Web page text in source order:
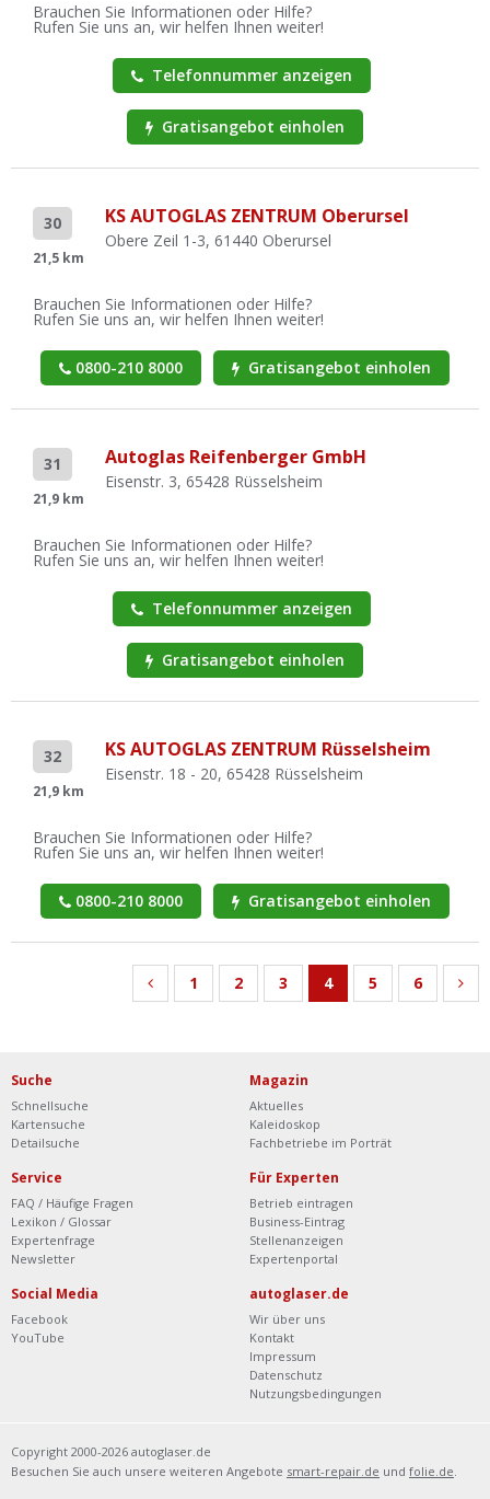
Brauchen Sie Informationen oder Hilfe?
Rufen Sie uns an, wir helfen Ihnen weiter!
Telefonnummer anzeigen
Gratisangebot einholen
30
21,5 km
KS AUTOGLAS ZENTRUM Oberursel
Obere Zeil 1-3, 61440 Oberursel
Brauchen Sie Informationen oder Hilfe?
Rufen Sie uns an, wir helfen Ihnen weiter!
0800-210 8000 Gratisangebot einholen
31
21,9 km
Autoglas Reifenberger GmbH
Eisenstr. 3, 65428 Rüsselsheim
Brauchen Sie Informationen oder Hilfe?
Rufen Sie uns an, wir helfen Ihnen weiter!
Telefonnummer anzeigen
Gratisangebot einholen
32
21,9 km
KS AUTOGLAS ZENTRUM Rüsselsheim
Eisenstr. 18 - 20, 65428 Rüsselsheim
Brauchen Sie Informationen oder Hilfe?
Rufen Sie uns an, wir helfen Ihnen weiter!
0800-210 8000 Gratisangebot einholen
1 2 3 4 5 6
Suche
Schnellsuche
Kartensuche
Detailsuche
Magazin
Aktuelles
Kaleidoskop
Fachbetriebe im Porträt
Service
FAQ / Häufige Fragen
Lexikon / Glossar
Expertenfrage
Newsletter
Für Experten
Betrieb eintragen
Business-Eintrag
Stellenanzeigen
Expertenportal
Social Media
Facebook
YouTube
autoglaser.de
Wir über uns
Kontakt
Impressum
Datenschutz
Nutzungsbedingungen
Copyright 2000-2026 autoglaser.de
Besuchen Sie auch unsere weiteren Angebote smart-repair.de und folie.de.